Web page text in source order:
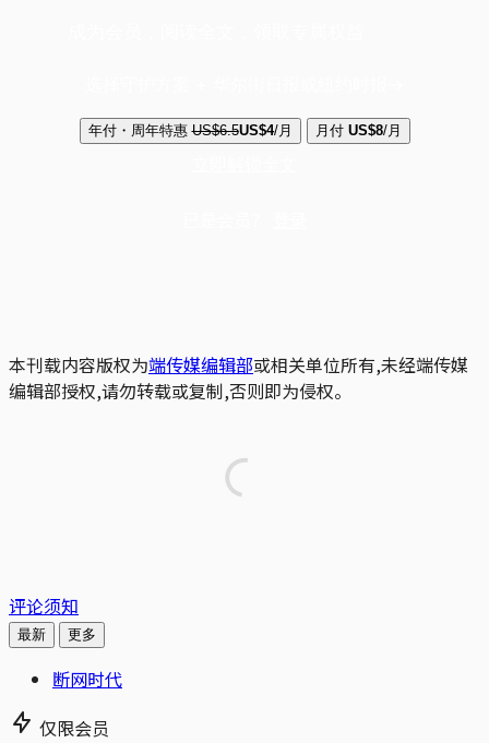
年付・周年特惠 US$6.5US$4/月 月付 US$8/月
本刊载内容版权为端传媒编辑部或相关单位所有,未经端传媒
编辑部授权,请勿转载或复制,否则即为侵权。
评论须知
最新 更多
断网时代
仅限会员